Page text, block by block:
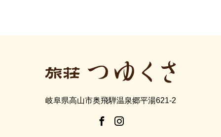
岐阜県高山市奥飛騨温泉郷平湯621-2